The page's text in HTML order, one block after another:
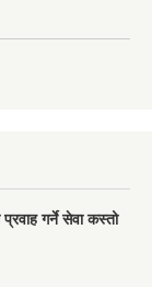
प्रवाह गर्ने सेवा कस्तो